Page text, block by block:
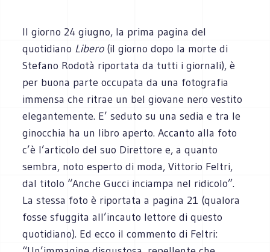
Il giorno 24 giugno, la prima pagina del
quotidiano Libero(il giorno dopo la morte di
Stefano Rodotà riportata da tutti i giornali), è
per buona parte occupata da una fotografia
immensa che ritrae un bel giovane nero vestito
elegantemente. E’ seduto su una sedia e tra le
ginocchia ha un libro aperto. Accanto alla foto
c’è l’articolo del suo Direttore e, a quanto
sembra, noto esperto di moda, Vittorio Feltri,
dal titolo “Anche Gucci inciampa nel ridicolo”.
La stessa foto è riportata a pagina 21 (qualora
fosse sfuggita all’incauto lettore di questo
quotidiano). Ed ecco il commento di Feltri: